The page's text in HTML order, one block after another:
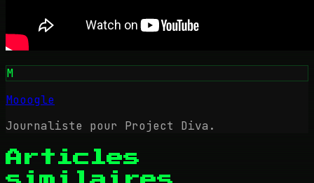
M
Mooogle
Journaliste pour Project Diva.
Articles
similaires